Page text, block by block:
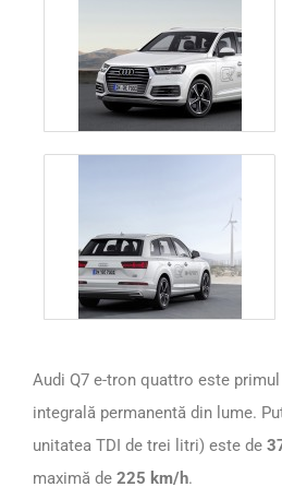
Audi Q7 e-tron quattro este
integrală permanentă din lume.
unitatea TDI de trei litri) este de
maximă de 225 km/h.